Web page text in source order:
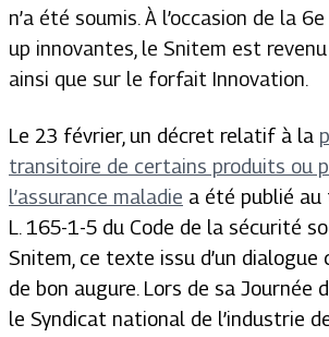
n’a été soumis. À l’occasion de la
up innovantes, le Snitem est
ainsi que sur le forfait Innovation.
Le 23 février, un décret relatif à la
transitoire de certains produits ou
l’assurance maladie a été publié au
L. 165-1-5 du Code de la sécurité
Snitem, ce texte issu d’un
de bon augure. Lors de sa Journée
le Syndicat national de l’industrie